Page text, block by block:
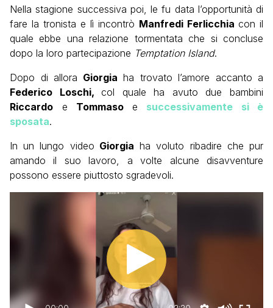
Nella stagione successiva poi, le fu data l’opportunità di
fare la tronista e lì incontrò Manfredi Ferlicchia con il
quale ebbe una relazione tormentata che si concluse
dopo la loro partecipazione Temptation Island.
Dopo di allora Giorgia ha trovato l’amore accanto a
Federico Loschi,col quale ha avuto due bambini
Riccardo e Tommaso e successivamente si è
sposata.
In un lungo video Giorgia ha voluto ribadire che pur
amando il suo lavoro, a volte alcune disavventure
possono essere piuttosto sgradevoli.